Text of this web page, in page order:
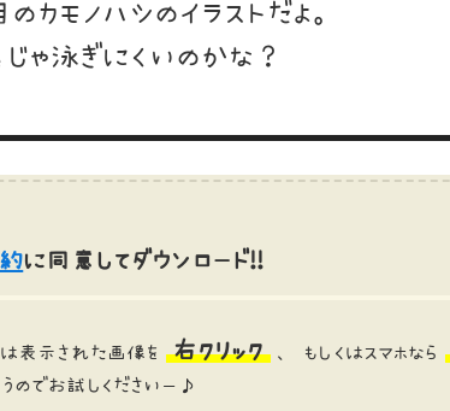
のカモノハシのイラストだよ。
ゃ泳ぎにくいのかな？
に同意してダウンロード!!
表示された画像を 右クリック 、 もしくはスマホなら
のでお試しくださいー♪